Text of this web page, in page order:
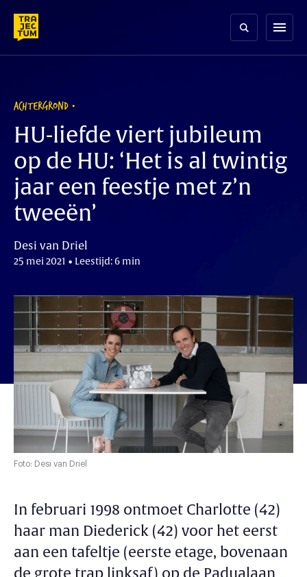
content
menu
ACHTERGROND
HU-liefde viert jubileum
op de HU: ‘Het is al twintig
jaar een feestje met z’n
tweeën’
Desi van Driel
25 mei 2021 • Leestijd: 6 min
Foto: Desi van Driel
In februari 1998 ontmoet Charlotte (42)
haar man Diederick (42) voor het eerst
aan een tafeltje (eerste etage, bovenaan